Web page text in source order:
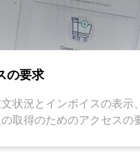
の要求
状況とインボイスの表示
取得のためのアクセスの